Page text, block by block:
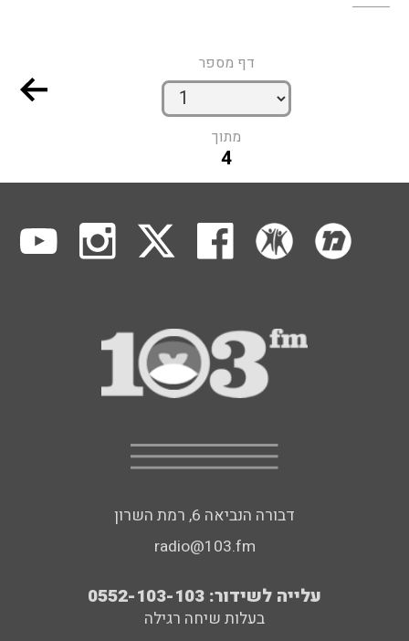
דף מספר
מתוך
4
דבורה הנביאה 6, רמת השרון
radio@103.fm
עלייה לשידור: 0552-103-103
בעלות שיחה רגילה